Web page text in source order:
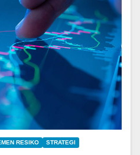
RESIKO STRATEGI